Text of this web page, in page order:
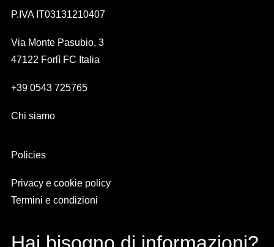
P.IVA IT03131210407
Via Monte Pasubio, 3
47122 Forlì FC Italia
+39 0543 725765
Chi siamo
Policies
Privacy e cookie policy
Termini e condizioni